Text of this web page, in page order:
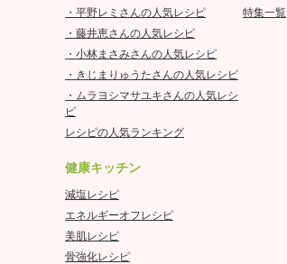
・平野レミさんの人気レシピ
・藤井恵さんの人気レシピ
・小林まさみさんの人気レシピ
・きじまりゅうたさんの人気レシピ
・ムラヨシマサユキさんの人気レシ
ピ
レシピの人気ランキング
健康キッチン
減塩レシピ
エネルギーオフレシピ
美肌レシピ
骨強化レシピ
特集一覧